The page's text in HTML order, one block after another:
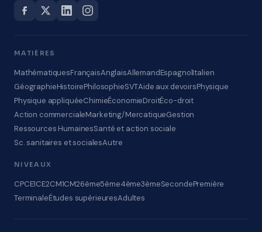
MATIÈRES
MathématiquesFrançaisAnglaisAllemandEspagnolItalien
GéographieHistoirePhilosophieSVTAide aux devoirsPhysique
Physique appliquéeChimieÉconomieDroitÉco-droit
Action commercialeMarketing/MercatiqueGestion
Ressources HumainesSanté et action sociale
Sc. sanitaires et socialesAutre
NIVEAUX
CPCE1CE2CM1CM26ème5ème4ème3èmeSecondePremière
TerminaleÉtudes supérieuresAdultes